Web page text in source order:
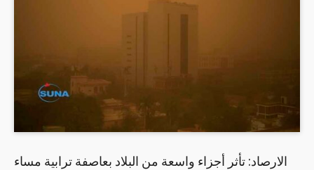
الارصاد: تأثر أجزاء واسعة من البلاد بعاصفة ترابية مساء